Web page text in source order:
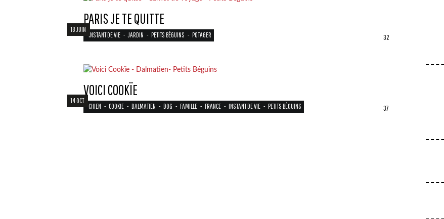
18 JUIN
PARIS JE TE QUITTE
INSTANT DE VIE - JARDIN - PETITS BÉGUINS - POTAGER 32
14 OCT
VOICI COOKÏE
CHIEN - COOKIE - DALMATIEN - DOG - FAMILLE - FRANCE - INSTANT DE VIE - PETITS BÉGUINS 37